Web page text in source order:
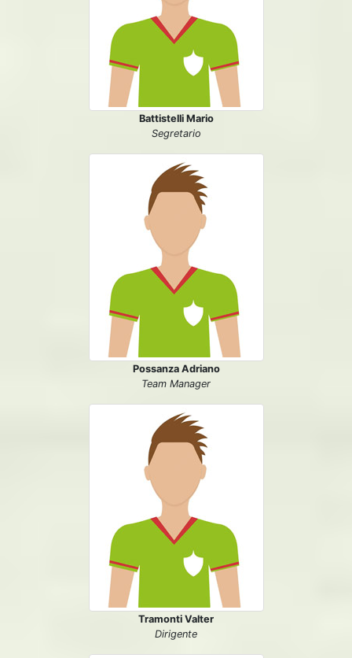
Battistelli Mario
Segretario
Possanza Adriano
Team Manager
Tramonti Valter
Dirigente